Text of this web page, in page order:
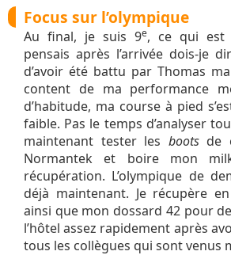
Focus sur l’olympique
Au final, je suis 9e, ce qui est
pensais après l’arrivée dois-je
d’avoir été battu par Thomas
content de ma performance
d’habitude, ma course à pied
faible. Pas le temps d’analyser
maintenant tester les bootsde
Normantek et boire mon
récupération. L’olympique de
déjà maintenant. Je récupère
ainsi que mon dossard 42 pour
l’hôtel assez rapidement après
tous les collègues qui sont venus